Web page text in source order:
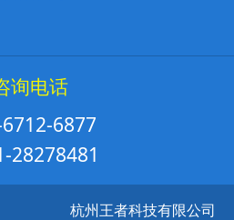
询电话
6877
28278481
技有限公司